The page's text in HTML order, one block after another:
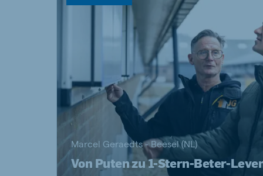
Marcel Geraedts - Beesel (NL)
Von Puten zu 1-Stern-Beter-
India
South Africa
Egypt (Koudijs)